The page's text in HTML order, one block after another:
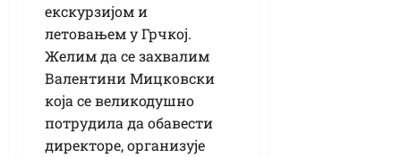
екскурзијом и
летовањем у Грчкој.
Желим да се захвалим
Валентини Мицковски
која се великодушно
потрудила да обавести
директоре, организује